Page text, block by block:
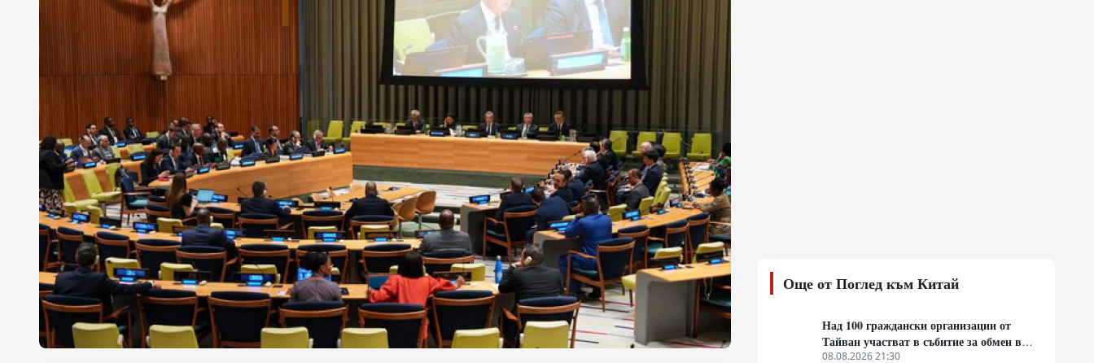
Още от Поглед към Китай
Над 100 граждански организации от
Тайван участват в събитие за обмен в
Пекин
08.08.2026 21:30